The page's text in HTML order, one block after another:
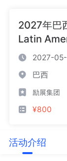
2027年巴
Latin
2027-
巴西
励展集团
¥800
活动介绍